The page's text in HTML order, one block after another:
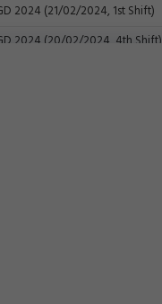
2024 (21/02/2024, 1st Shift)
2024 (20/02/2024, 4th Shift)